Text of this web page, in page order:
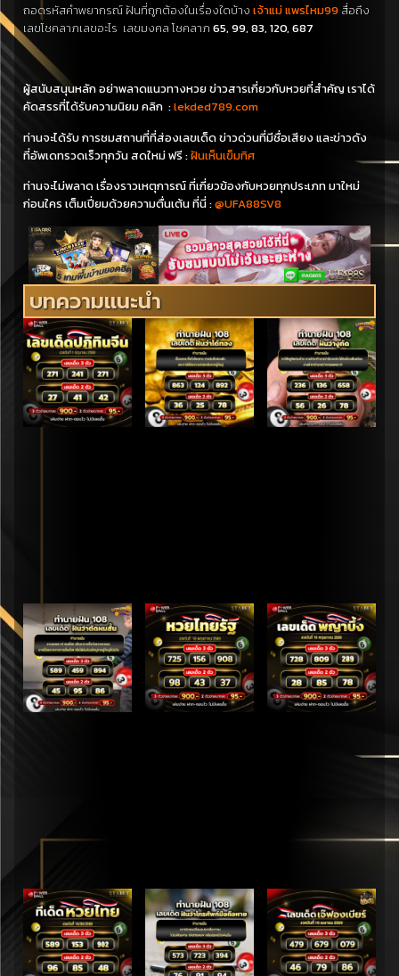
ถอดรหัสคำพยากรณ์ ฝันที่ถูกต้องในเรื่องใดบ้าง เจ้าแม่ แพรไหม99 สื่อถึง
เลขโชคลาภเลขอะไร เลขมงคล โชคลาภ 65, 99, 83, 120, 687
ผู้สนับสนุนหลัก อย่าพลาดแนวทางหวย ข่าวสารเกี่ยวกับหวยที่สำคัญ เราได้
คัดสรรที่ได้รับความนิยม คลิก :lekded789.com
ท่านจะได้รับ การชมสถานที่ที่ส่องเลขเด็ด ข่าวด่วนที่มีชื่อเสียง และข่าวดัง
ที่อัพเดทรวดเร็วทุกวัน สดใหม่ ฟรี :ฝันเห็นเข็มทิศ
ท่านจะไม่พลาด เรื่องราวเหตุการณ์ ที่เกี่ยวข้องกับหวยทุกประเภท มาใหม่
ก่อนใคร เต็มเปี่ยมด้วยความตื่นเต้น ที่นี่ :@UFA88SV8
บทความแนะนำ